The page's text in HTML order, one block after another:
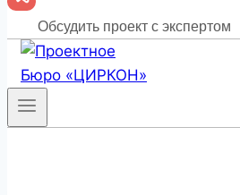
Обсудить проект с экспертом